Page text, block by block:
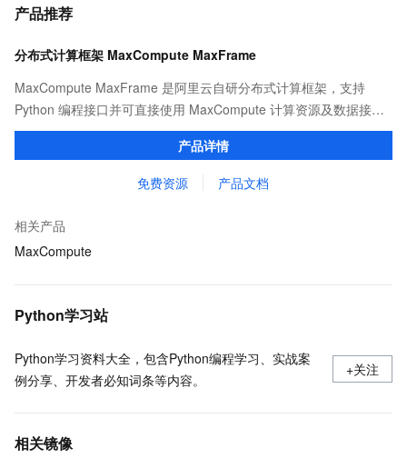
产品推荐
分布式计算框架 MaxCompute MaxFrame
MaxCompute MaxFrame 是阿里云自研分布式计算框架，支持
Python 编程接口并可直接使用 MaxCompute 计算资源及数据接
口，与 MaxCompute Notebook、镜像管理等功能共同构成
MaxCompute 完整 Python 开发生态。
产品详情
免费资源 产品文档
相关产品
MaxCompute
Python学习站
Python学习资料大全，包含Python编程学习、实战案
例分享、开发者必知词条等内容。
+关注
相关镜像